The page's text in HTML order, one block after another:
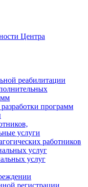
Центра
реабилитации
программ
услуги
работников
услуг
услуг
регистрации